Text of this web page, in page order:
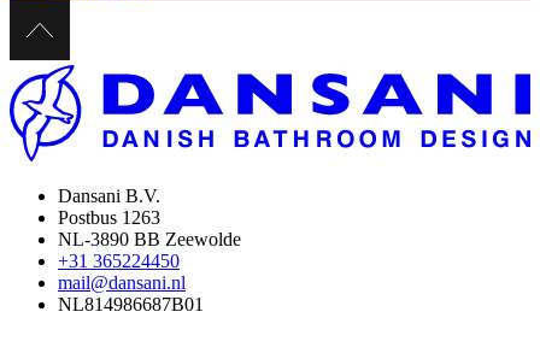
Dansani B.V.
Postbus 1263
NL-3890 BB Zeewolde
+31 365224450
mail@dansani.nl
NL814986687B01